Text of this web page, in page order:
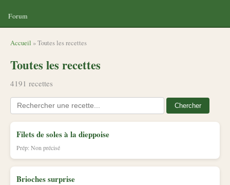
Forum
Accueil » Toutes les recettes
Toutes les recettes
4191 recettes
Chercher
Filets de soles à la dieppoise
Prép: Non précisé
Brioches surprise